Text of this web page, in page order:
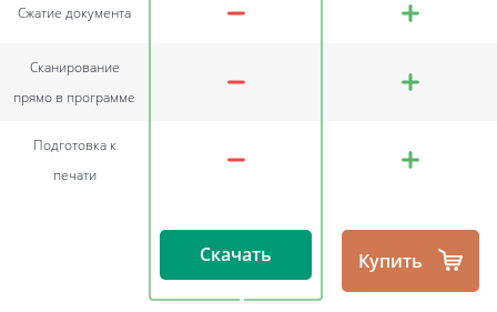
Сжатие документа
Сканирование
прямо в программе
Подготовка к
печати
Скачать Купить